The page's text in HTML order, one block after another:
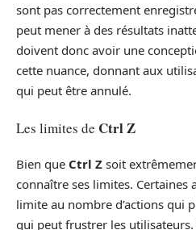
sont pas correctement
peut mener à des résultats
doivent donc avoir une
cette nuance, donnant aux
qui peut être annulé.
Les limites de Ctrl Z
Bien que Ctrl Z soit
connaître ses limites. Certaines
limite au nombre d’actions qui
qui peut frustrer les utilisateurs.